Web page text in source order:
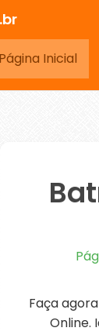
Página Inicial
Faça
Online.